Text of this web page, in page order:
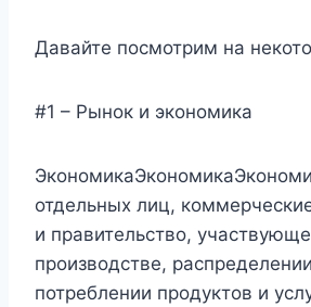
Давайте посмотрим на
#1 – Рынок и экономика
отдельных лиц,
и правительство,
производстве,
потреблении продуктов и